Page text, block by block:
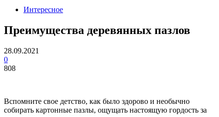
Интересное
Преимущества деревянных пазлов
28.09.2021
0
808
Вспомните свое детство, как было здорово и необычно
собирать картонные пазлы, ощущать настоящую гордость за